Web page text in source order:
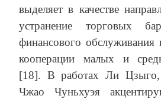
выделяет в качестве
устранение торговых
финансового обслуживания
кооперации малых и
[18]. В работах Ли
Чжао Чуньхуэя